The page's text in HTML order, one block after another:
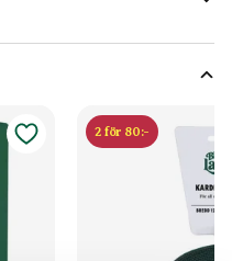
Väldränerad jord
inte kommer åt marken
stödvattna under tredje
de första tre åren för att
första året, följande år efter
2 för 80:-